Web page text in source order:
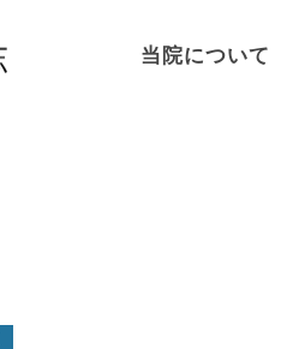
当院について